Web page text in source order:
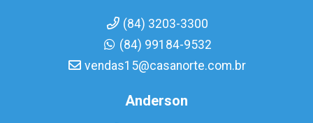
(84) 3203-3300
(84) 99184-9532
vendas15@casanorte.com.br
Anderson